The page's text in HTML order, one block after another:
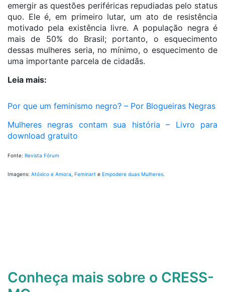
emergir as questões periféricas repudiadas pelo status
quo. Ele é, em primeiro lutar, um ato de resistência
motivado pela existência livre. A população negra é
mais de 50% do Brasil; portanto, o esquecimento
dessas mulheres seria, no mínimo, o esquecimento de
uma importante parcela de cidadãs.
Leia mais:
Por que um feminismo negro? – Por Blogueiras Negras
Mulheres negras contam sua história – Livro para
download gratuito
Fonte: Revista Fórum
Imagens: Atóxico e Amora Feminart e Empodere duas Mulheres.
Conheça mais sobre o CRESS-